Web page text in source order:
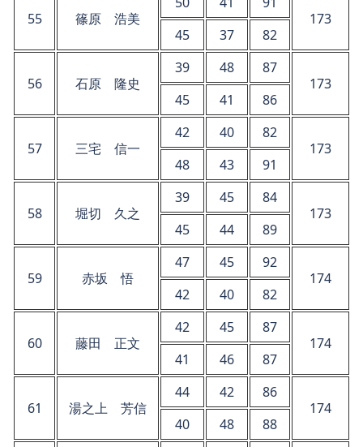
55 篠原 浩美
173
45
37 82
56 石原 隆史
39 48
87
173
45
41 86
57 三宅 信一
42 40
82
173
48
43 91
58 堀切 久之
39 45
84
173
45
44 89
59 赤坂 悟
47 45
92
174
42
40 82
60 藤田 正文
42 45
87
174
41
46 87
61 湯之上 芳信
44 42
86
174
40
48 88